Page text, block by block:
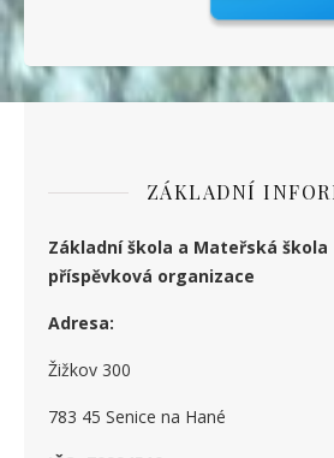
ZÁKLADNÍ
Základní škola a Mateřská škola
příspěvková organizace
Adresa:
Žižkov 300
783 45 Senice na Hané